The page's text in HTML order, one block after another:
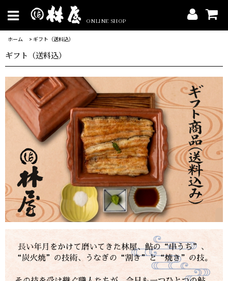
ONLINE SHOP
ホーム > ギフト（送料込）
ギフト（送料込）